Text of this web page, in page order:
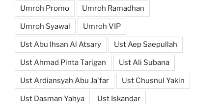
Umroh Promo Umroh Ramadhan
Umroh Syawal Umroh VIP
Ust Abu Ihsan Al Atsary Ust Aep Saepullah
Ust Ahmad Pinta Tarigan Ust Ali Subana
Ust Ardiansyah Abu Ja'far Ust Chusnul Yakin
Ust Dasman Yahya Ust Iskandar